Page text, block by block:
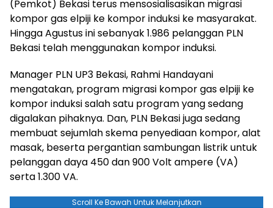
(Pemkot) Bekasi terus mensosialisasikan migrasi
kompor gas elpiji ke kompor induksi ke masyarakat.
Hingga Agustus ini sebanyak 1.986 pelanggan PLN
Bekasi telah menggunakan kompor induksi.
Manager PLN UP3 Bekasi, Rahmi Handayani
mengatakan, program migrasi kompor gas elpiji ke
kompor induksi salah satu program yang sedang
digalakan pihaknya. Dan, PLN Bekasi juga sedang
membuat sejumlah skema penyediaan kompor, alat
masak, beserta pergantian sambungan listrik untuk
pelanggan daya 450 dan 900 Volt ampere (VA)
serta 1.300 VA.
Scroll Ke Bawah Untuk Melanjutkan